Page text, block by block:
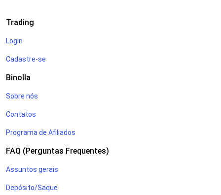
Trading
Login
Cadastre-se
Binolla
Sobre nós
Contatos
Programa de Afiliados
FAQ (Perguntas Frequentes)
Assuntos gerais
Depósito/Saque